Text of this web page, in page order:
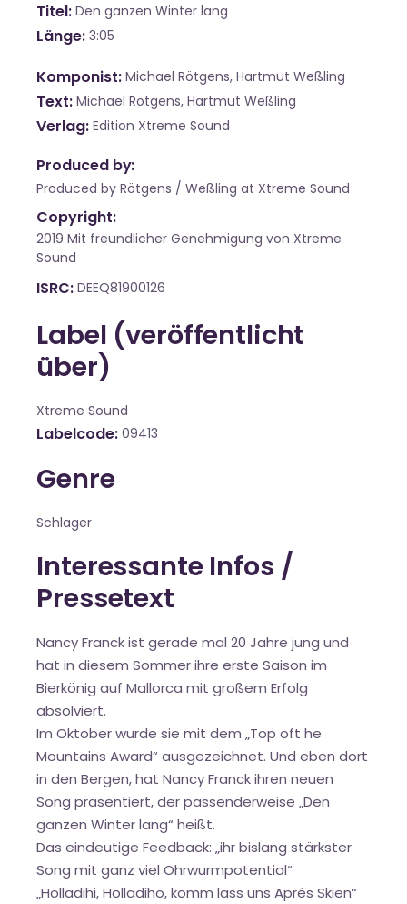
Titel Den ganzen Winter lang
Länge 3:05
Komponist Michael Rötgens, Hartmut Weßling
Text Michael Rötgens, Hartmut Weßling
Verlag Edition Xtreme Sound
Produced by:
Produced by Rötgens / Weßling at Xtreme Sound
Copyright:
2019 Mit freundlicher Genehmigung von Xtreme
Sound
ISRC DEEQ81900126
Label (veröffentlicht
über)
Xtreme Sound
Labelcode 09413
Genre
Schlager
Interessante Infos /
Pressetext
Nancy Franck ist gerade mal 20 Jahre jung und
hat in diesem Sommer ihre erste Saison im
Bierkönig auf Mallorca mit großem Erfolg
absolviert.
Im Oktober wurde sie mit dem „Top oft he
Mountains Award“ ausgezeichnet. Und eben dort
in den Bergen, hat Nancy Franck ihren neuen
Song präsentiert, der passenderweise „Den
ganzen Winter lang“ heißt.
Das eindeutige Feedback: „ihr bislang stärkster
Song mit ganz viel Ohrwurmpotential“
„Holladihi, Holladiho, komm lass uns Aprés Skien“